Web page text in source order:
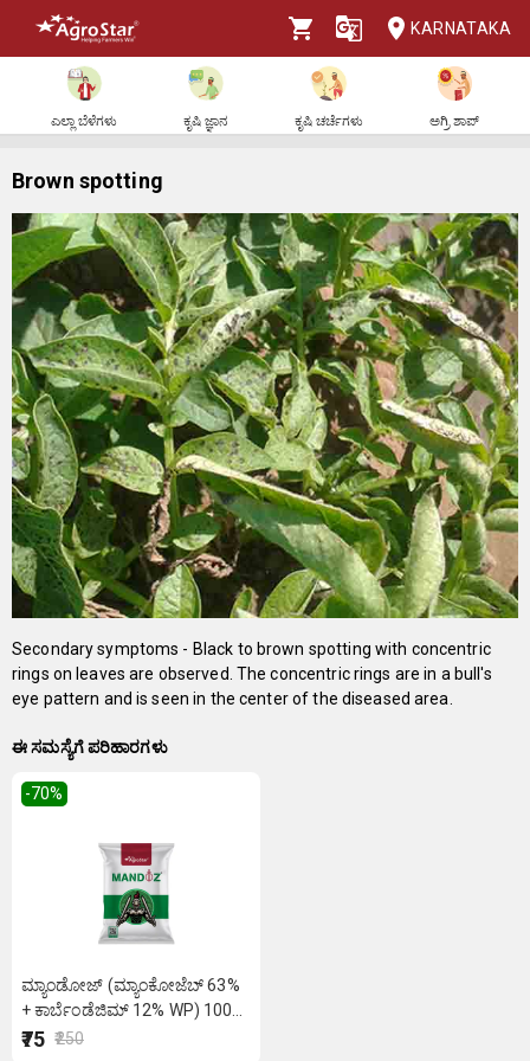
KARNATAKA
ಎಲ್ಲಾ ಬೆಳೆಗಳು ಕೃಷಿ ಜ್ಞಾನ ಕೃಷಿ ಚರ್ಚೆಗಳು ಅಗ್ರಿ ಶಾಪ್
Brown spotting
Secondary symptoms - Black to brown spotting with concentric
rings on leaves are observed. The concentric rings are in a bull's
eye pattern and is seen in the center of the diseased area.
ಈ ಸಮಸ್ಯೆಗೆ ಪರಿಹಾರಗಳು
-70%
ಮ್ಯಾಂಡೋಜ್ (ಮ್ಯಾಂಕೋಜೆಬ್ 63%
+ ಕಾರ್ಬೆಂಡೆಜಿಮ್ 12% WP) 100
ಗ್ರಾಂ
₹75 ₹250